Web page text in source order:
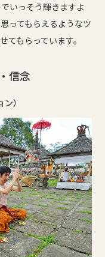
いっそう輝きますよ
ってもらえるようなツ
てもらっています。
信念
）